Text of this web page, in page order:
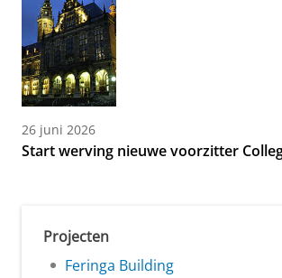
26 juni 2026
Start werving nieuwe voorzitter
Projecten
Feringa Building